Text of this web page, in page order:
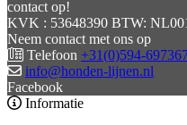
contact op!
KVK : 53648390 BTW:
Neem contact met ons op
Telefoon +31(0)594-
info@honden-lijnen.nl
Facebook
Informatie